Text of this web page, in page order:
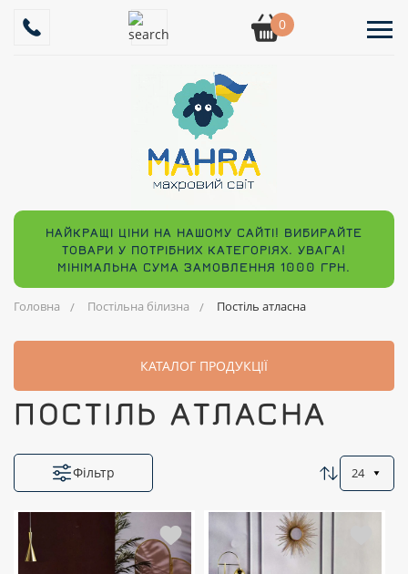
0
НАЙКРАЩІ ЦІНИ НА НАШОМУ САЙТІ! ВИБИРАЙТЕ
ТОВАРИ У ПОТРІБНИХ КАТЕГОРІЯХ. УВАГА!
МІНІМАЛЬНА СУМА ЗАМОВЛЕННЯ 1000 ГРН.
Головна Постільна білизна Постіль атласна
КАТАЛОГ ПРОДУКЦІЇ
ПОСТІЛЬ АТЛАСНА
Фільтр 24